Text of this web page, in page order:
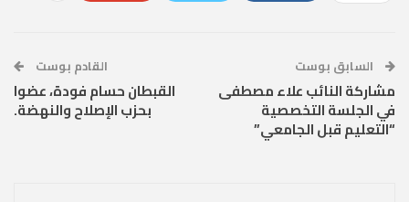
السابق بوست
مشاركة النائب علاء مصطفى
في الجلسة التخصصية
“التعليم قبل الجامعي”
القادم بوست
القبطان حسام فودة، عضوا
بحزب الإصلاح والنهضة.